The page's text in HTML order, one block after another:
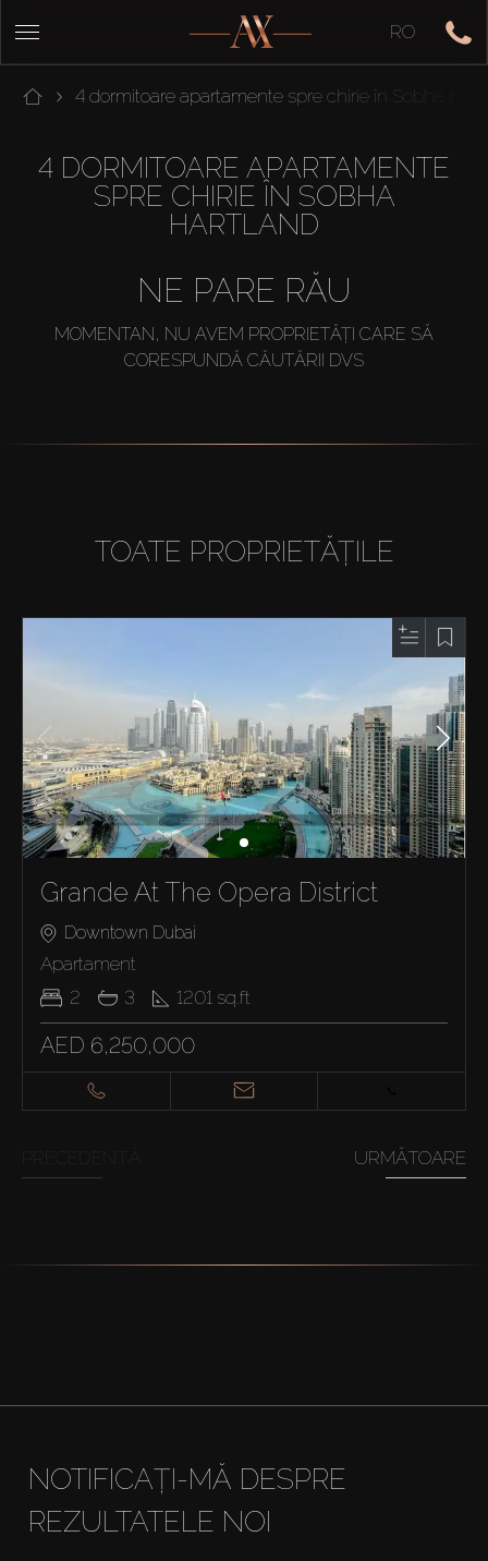
RO
4 dormitoare apartamente spre chirie în Sobha
4 DORMITOARE APARTAMENTE
SPRE CHIRIE ÎN SOBHA
HARTLAND
NE PARE RĂU
MOMENTAN, NU AVEM PROPRIETĂȚI CARE SĂ
CORESPUNDĂ CĂUTĂRII DVS
TOATE PROPRIETĂȚILE
Grande At The Opera District
Downtown Dubai
Apartament
2
3 1201 sq.ft
AED 6,250,000
URMĂTOARE
NOTIFICAȚI-MĂ DESPRE
REZULTATELE NOI